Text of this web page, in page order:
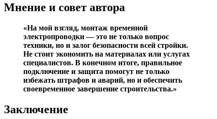
Мнение и совет автора
«На мой взгляд, монтаж временной
электропроводки — это не только вопрос
техники, но и залог безопасности всей стройки.
Не стоит экономить на материалах или услугах
специалистов. В конечном итоге, правильное
подключение и защита помогут не только
избежать штрафов и аварий, но и обеспечить
своевременное завершение строительства.»
Заключение